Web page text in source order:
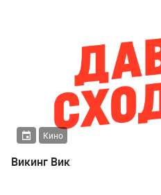
Кино
Викинг Вик